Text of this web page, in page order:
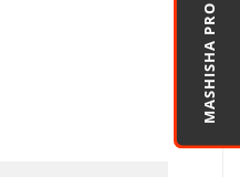
MASHISHA PRO